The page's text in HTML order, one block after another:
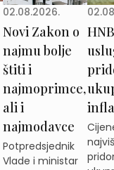
02.08.2026.
Novi Zakon o
najmu bolje
štiti i
najmoprimce,
ali i
najmodavce
Potpredsjednik
Vlade i ministar